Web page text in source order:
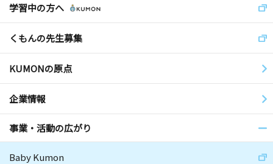
学習中の方へ
くもんの先生募集
KUMONの原点
企業情報
事業・活動の広がり
Baby Kumon